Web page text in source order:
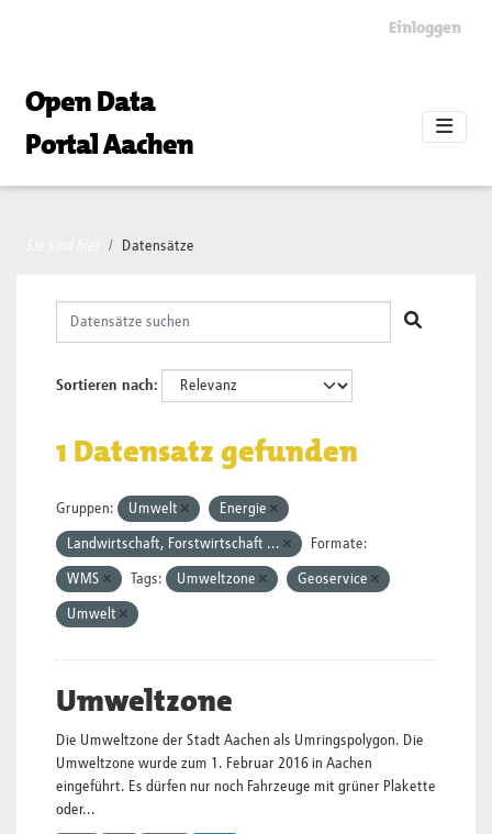
Einloggen
Open Data
Portal Aachen
Datensätze
Sortieren nach
1 Datensatz gefunden
Gruppen: Umwelt Energie
Landwirtschaft, Forstwirtschaft ... Formate:
WMS Tags: Umweltzone Geoservice
Umwelt
Umweltzone
Die Umweltzone der Stadt Aachen als Umringspolygon. Die
Umweltzone wurde zum 1. Februar 2016 in Aachen
eingeführt. Es dürfen nur noch Fahrzeuge mit grüner Plakette
oder...